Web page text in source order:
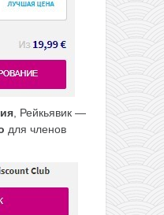
, Рейкьявик —
для членов